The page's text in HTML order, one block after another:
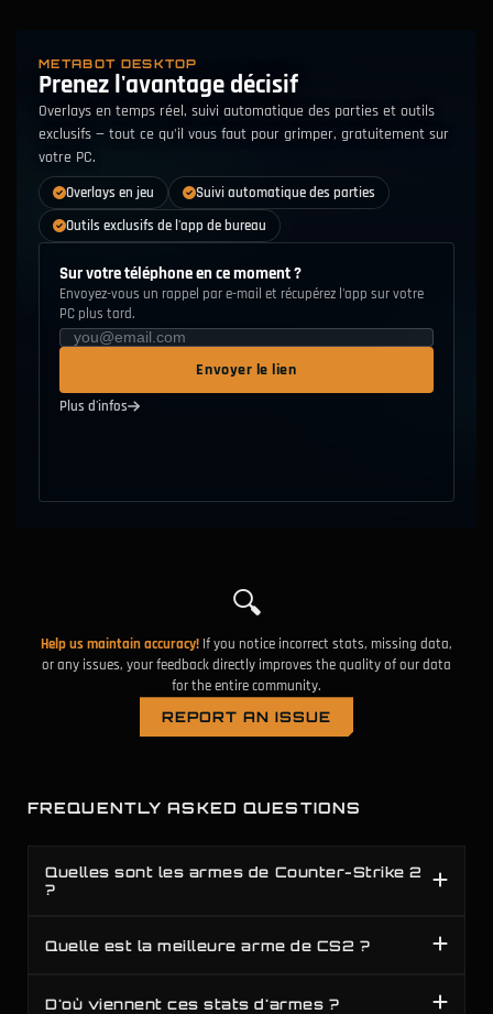
M249 D Arme lourde
XM1014 C Arme lourde
Negev C Arme lourde
MAG-7 C
Sawed-Off D Arme lourde
Nova
METABOT DESKTOP
Prenez l'avantage décisif
Overlays en temps réel, suivi automatique des parties et outils
exclusifs — tout ce qu'il vous faut pour grimper, gratuitement sur
votre PC.
Overlays en jeu
Suivi automatique des parties
Outils exclusifs de l'app de bureau
Sur votre téléphone en ce moment ?
Envoyez-vous un rappel par e-mail et récupérez l'app sur votre
PC plus tard.
Envoyer le lien
Plus d'infos
🔍
Help us maintain accuracy! If you notice incorrect stats, missing data,
or any issues, your feedback directly improves the quality of our data
for the entire community.
REPORT AN ISSUE
FREQUENTLY ASKED QUESTIONS
Quelles sont les armes de Counter-Strike 2
?
Quelle est la meilleure arme de CS2 ?
D'où viennent ces stats d'armes ?